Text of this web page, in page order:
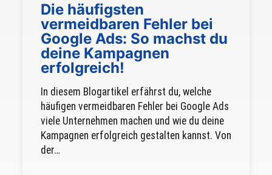
Die häufigsten
vermeidbaren Fehler bei
Google Ads: So machst du
deine Kampagnen
erfolgreich!
In diesem Blogartikel erfährst du, welche
häufigen vermeidbaren Fehler bei Google Ads
viele Unternehmen machen und wie du deine
Kampagnen erfolgreich gestalten kannst. Von
der…